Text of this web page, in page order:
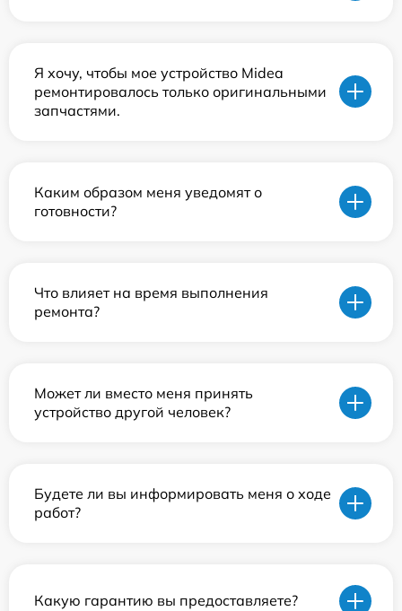
Я хочу, чтобы мое устройство Midea
ремонтировалось только оригинальными
запчастями.
Каким образом меня уведомят о
готовности?
Что влияет на время выполнения
ремонта?
Может ли вместо меня принять
устройство другой человек?
Будете ли вы информировать меня о ходе
работ?
Какую гарантию вы предоставляете?